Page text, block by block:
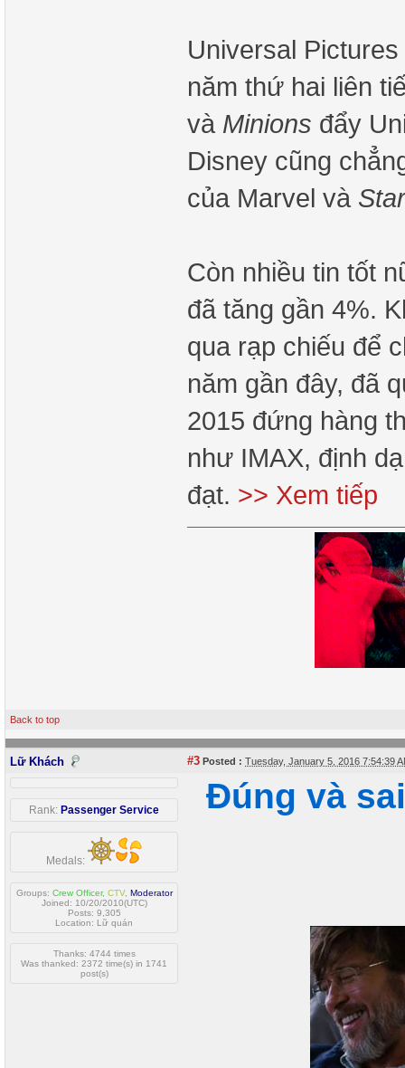
Universal
năm thứ hai liên
và Minions đẩy
Disney cũng
của Marvel và
Còn nhiều tin tốt
đã tăng gần 4%.
qua rạp chiếu để
năm gần đây, đã
2015 đứng hàng
như IMAX, định
đạt. >> Xem tiếp
Back to top
Lữ Khách #3 Posted : Tuesday, January 5, 2016 7:54:39
Rank: Passenger Service
Medals:
Groups: Crew Officer, CTV, Moderator
Joined: 10/20/2010(UTC)
Posts: 9,305
Location: Lữ quán
Thanks: 4744 times
Was thanked: 2372 time(s) in 1741
post(s)
Đúng và